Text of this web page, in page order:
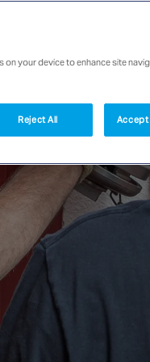
your device to enhance site
Reject All Accept